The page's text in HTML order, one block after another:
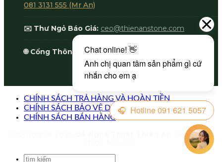
081 3131 555 (Mr An)
✉️ Thư Ngỏ Báo Giá: ceo@thienanstone.com
🌐 Cổng Thông Tin: thienanstone.com
CHÍNH SÁCH TRẢ HÀNG VÀ HOÀN TIỀN
CHÍNH SÁCH BẢO VỆ DỮ LIỆU CÁ NHÂN
CHÍNH SÁCH BÁN HÀNG
. Mọi quyền